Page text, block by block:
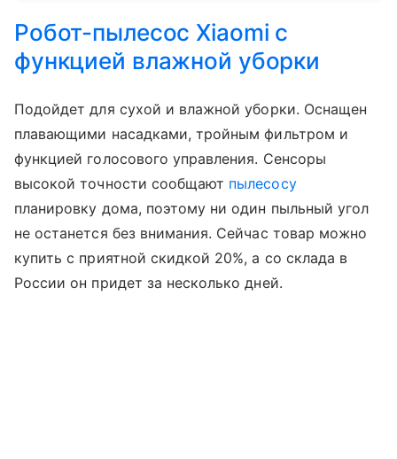
Робот-пылесос Xiaomi с
функцией влажной уборки
Подойдет для сухой и влажной уборки. Оснащен
плавающими насадками, тройным фильтром и
функцией голосового управления. Сенсоры
высокой точности сообщают пылесосу
планировку дома, поэтому ни один пыльный угол
не останется без внимания. Сейчас товар можно
купить с приятной скидкой 20%, а со склада в
России он придет за несколько дней.